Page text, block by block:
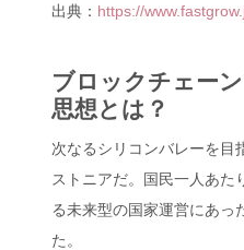
出典： https://
ブロックチェー
思想とは？
次なるシリコンバレーを目
ストニアだ。国民一人あた
る未来型の国家運営にあっ
た。